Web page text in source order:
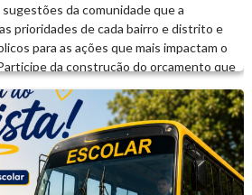
da comunidade que a
prioridades de cada bairro e distrito e
para as ações que mais impactam o
da construção do orçamento que
de Grandes Rios....